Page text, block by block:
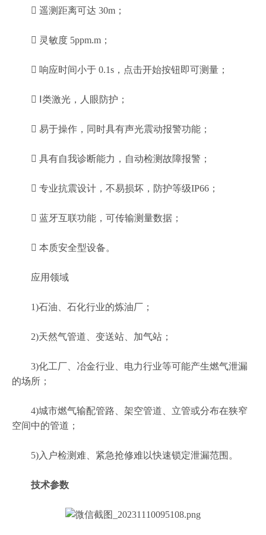
 遥测距离可达 30m；
 灵敏度 5ppm.m；
 响应时间小于 0.1s，点击开始按钮即可测量；
 Ⅰ类激光，人眼防护；
 易于操作，同时具有声光震动报警功能；
 具有自我诊断能力，自动检测故障报警；
 专业抗震设计，不易损坏，防护等级IP66；
 蓝牙互联功能，可传输测量数据；
 本质安全型设备。
应用领域
1)石油、石化行业的炼油厂；
2)天然气管道、变送站、加气站；
3)化工厂、冶金行业、电力行业等可能产生燃气泄漏
的场所；
4)城市燃气输配管路、架空管道、立管或分布在狭窄
空间中的管道；
5)入户检测难、紧急抢修难以快速锁定泄漏范围。
技术参数